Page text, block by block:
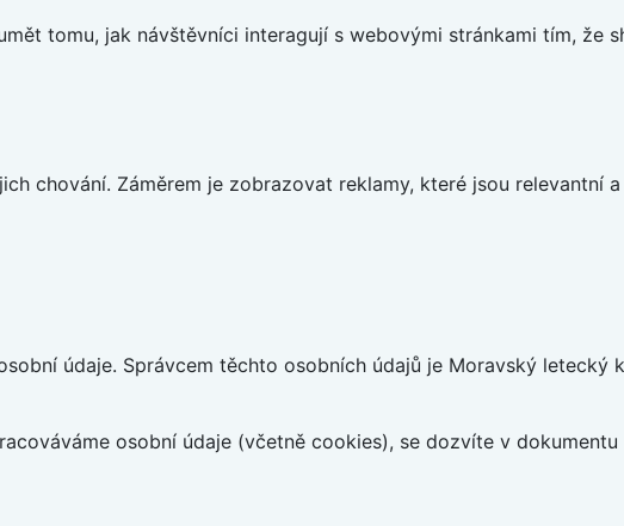
tomu, jak návštěvníci interagují s webovými stránkami tím, že
chování. Záměrem je zobrazovat reklamy, které jsou relevantní
údaje. Správcem těchto osobních údajů je Moravský letecký
osobní údaje (včetně cookies), se dozvíte v